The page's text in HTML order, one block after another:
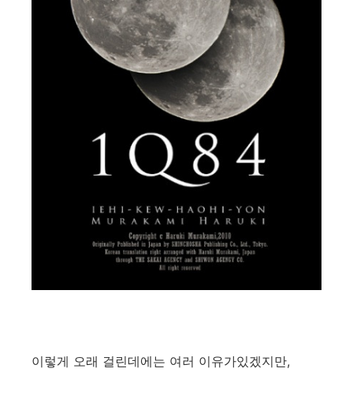
이렇게 오래 걸린데에는 여러 이유가있겠지만,